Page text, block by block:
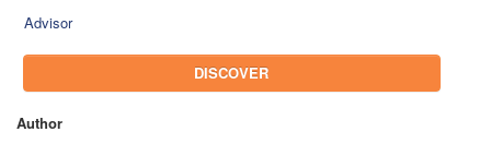
Advisor
DISCOVER
Author